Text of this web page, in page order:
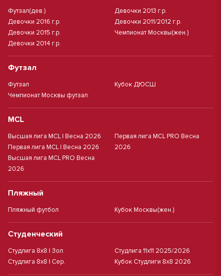
Футзал(дев.)
Девочки 2016 г.р.
Девочки 2015 г.р.
Девочки 2014 г.р.
Девочки 2013 г.р.
Девочки 2011/2012 г.р.
Чемпионат Москвы(жен.)
Футзал
Футзал
Чемпионат Москвы футзал
Кубок ДЮСШ
MCL
Высшая лига MCL | Весна 2026
Первая лига MCL | Весна 2026
Высшая лига MCL PRO Весна
2026
Первая лига MCL PRO Весна
2026
Пляжный
Пляжный футбол Кубок Москвы(жен.)
Студенческий
Студлига 8х8 | Зол.
Студлига 8х8 | Сер.
Студлига 11х11 2025/2026
Кубок Студлиги 8х8 2026